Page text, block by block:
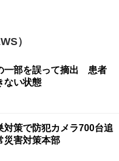
）
一部を誤って摘出 患者
ない状態
対策で防犯カメラ700台追
害対策本部